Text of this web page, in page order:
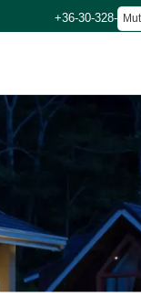
+36-30-328-